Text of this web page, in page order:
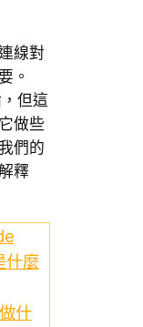
線對
。
但這
做些
們的
釋
什麼
什